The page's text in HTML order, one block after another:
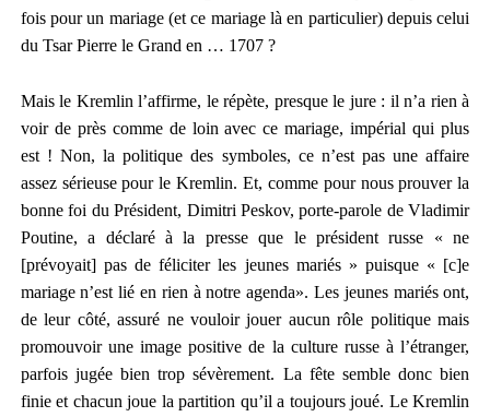
fois pour un mariage (et ce mariage là en particulier) depuis celui
du Tsar Pierre le Grand en … 1707 ?
Mais le Kremlin l’affirme, le répète, presque le jure : il n’a rien à
voir de près comme de loin avec ce mariage, impérial qui plus
est ! Non, la politique des symboles, ce n’est pas une affaire
assez sérieuse pour le Kremlin. Et, comme pour nous prouver la
bonne foi du Président, Dimitri Peskov, porte-parole de Vladimir
Poutine, a déclaré à la presse que le président russe «ne
[prévoyait]pas de féliciter les jeunes mariés » puisque « [c]e
mariage n’est lié en rien à notre agenda». Les jeunes mariés ont,
de leur côté, assuré ne vouloir jouer aucun rôle politique mais
promouvoir une image positive de la culture russe à l’étranger,
parfois jugée bien trop sévèrement. La fête semble donc bien
finie et chacun joue la partition qu’il a toujours joué. Le Kremlin